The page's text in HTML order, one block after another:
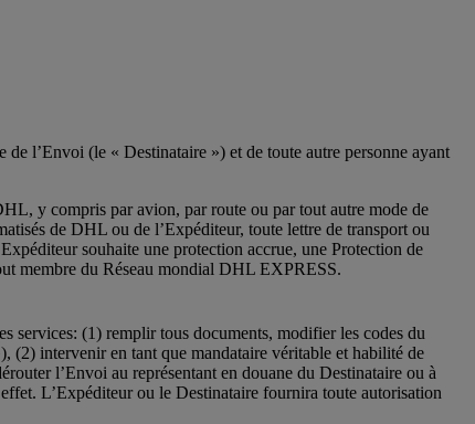
l’Envoi (le « Destinataire ») et de toute autre personne ayant
y compris par avion, par route ou par tout autre mode de
de DHL ou de l’Expéditeur, toute lettre de transport ou
souhaite une protection accrue, une Protection de
membre du Réseau mondial DHL EXPRESS.
services: (1) remplir tous documents, modifier les codes du
(2) intervenir en tant que mandataire véritable et habilité de
l’Envoi au représentant en douane du Destinataire ou à
L’Expéditeur ou le Destinataire fournira toute autorisation